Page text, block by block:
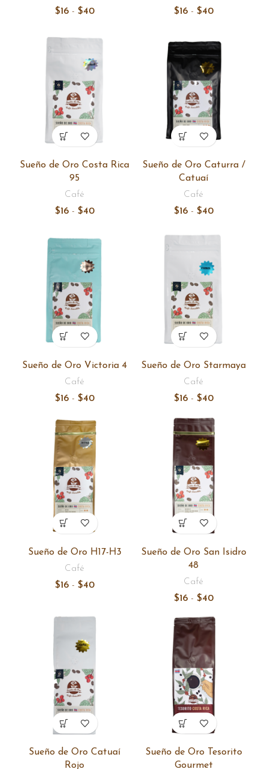
$16 - $40Rango
$16
hasta
$40
$16 - $40Rango
desde
$16
hasta
$40
Sueño de Oro Costa Rica
95
Café
$16 - $40Rango
desde
hasta
Sueño de Oro Caturra /
Catuaí
Café
$16 - $40Rango
precios:
hasta
Sueño de Oro Victoria 4
Café
$16 - $40Rango
precios:
desde
hasta
$40
Sueño de Oro Starmaya
Café
$16 - $40Rango
precios:
desde
$40
Sueño de Oro H17-H3
Café
$16 - $40Rango
desde
Sueño de Oro San Isidro
48
Café
$16 - $40Rango
precios:
hasta
$40
Sueño de Oro Catuaí
Rojo
Sueño de Oro Tesorito
Gourmet